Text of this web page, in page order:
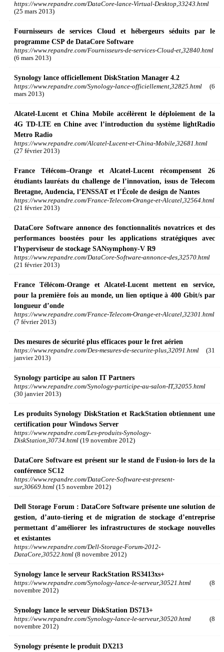
https://www.repandre.com/DataCore-lance-Virtual-Desktop,33243.html
(25 mars 2013)
Fournisseurs de services Cloud et hébergeurs séduits par le
programme CSP de DataCore Software
https://www.repandre.com/Fournisseurs-de-services-Cloud-et,32840.html
(6 mars 2013)
Synology lance officiellement DiskStation Manager 4.2
https://www.repandre.com/Synology-lance-officiellement,32825.html (6
mars 2013)
Alcatel-Lucent et China Mobile accélèrent le déploiement de la
4G TD-LTE en Chine avec l’introduction du système lightRadio
Metro Radio
https://www.repandre.com/Alcatel-Lucent-et-China-Mobile,32681.html
(27 février 2013)
France Télécom–Orange et Alcatel-Lucent récompensent 26
étudiants lauréats du challenge de l’innovation, issus de Telecom
Bretagne, Audencia, l’ENSSAT et l’École de design de Nantes
https://www.repandre.com/France-Telecom-Orange-et-Alcatel,32564.html
(21 février 2013)
DataCore Software annonce des fonctionnalités novatrices et des
performances boostées pour les applications stratégiques avec
l’hyperviseur de stockage SANsymphony-V R9
https://www.repandre.com/DataCore-Software-annonce-des,32570.html
(21 février 2013)
France Télécom-Orange et Alcatel-Lucent mettent en service,
pour la première fois au monde, un lien optique à 400 Gbit/s par
longueur d’onde
https://www.repandre.com/France-Telecom-Orange-et-Alcatel,32301.html
(7 février 2013)
Des mesures de sécurité plus efficaces pour le fret aérien
https://www.repandre.com/Des-mesures-de-securite-plus,32091.html (31
janvier 2013)
Synology participe au salon IT Partners
https://www.repandre.com/Synology-participe-au-salon-IT,32055.html
(30 janvier 2013)
Les produits Synology DiskStation et RackStation obtiennent une
certification pour Windows Server
https://www.repandre.com/Les-produits-Synology-
DiskStation,30734.html (19 novembre 2012)
DataCore Software est présent sur le stand de Fusion-io lors de la
conférence SC12
https://www.repandre.com/DataCore-Software-est-present-
sur,30669.html (15 novembre 2012)
Dell Storage Forum : DataCore Software présente une solution de
gestion, d’auto-tiering et de migration de stockage d’entreprise
permettant d’améliorer les infrastructures de stockage nouvelles
et existantes
https://www.repandre.com/Dell-Storage-Forum-2012-
DataCore,30522.html (8 novembre 2012)
Synology lance le serveur RackStation RS3413xs+
https://www.repandre.com/Synology-lance-le-serveur,30521.html (8
novembre 2012)
Synology lance le serveur DiskStation DS713+
https://www.repandre.com/Synology-lance-le-serveur,30520.html (8
novembre 2012)
Synology présente le produit DX213